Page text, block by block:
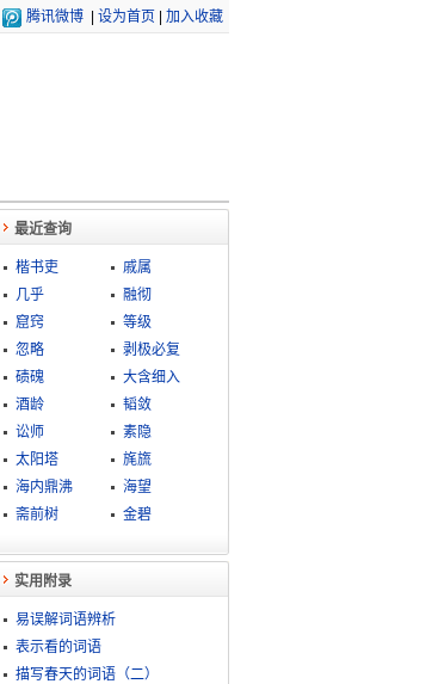
腾讯微博 设为首页 加入收藏
最近查询
楷书吏
戚属
几乎
融彻
窟窍
等级
忽略
剥极必复
碛磈
大含细入
酒龄
韬敛
讼师
素隐
太阳塔
旄旒
海内鼎沸
海望
斋前树
金碧
实用附录
易误解词语辨析
表示看的词语
描写春天的词语（二）